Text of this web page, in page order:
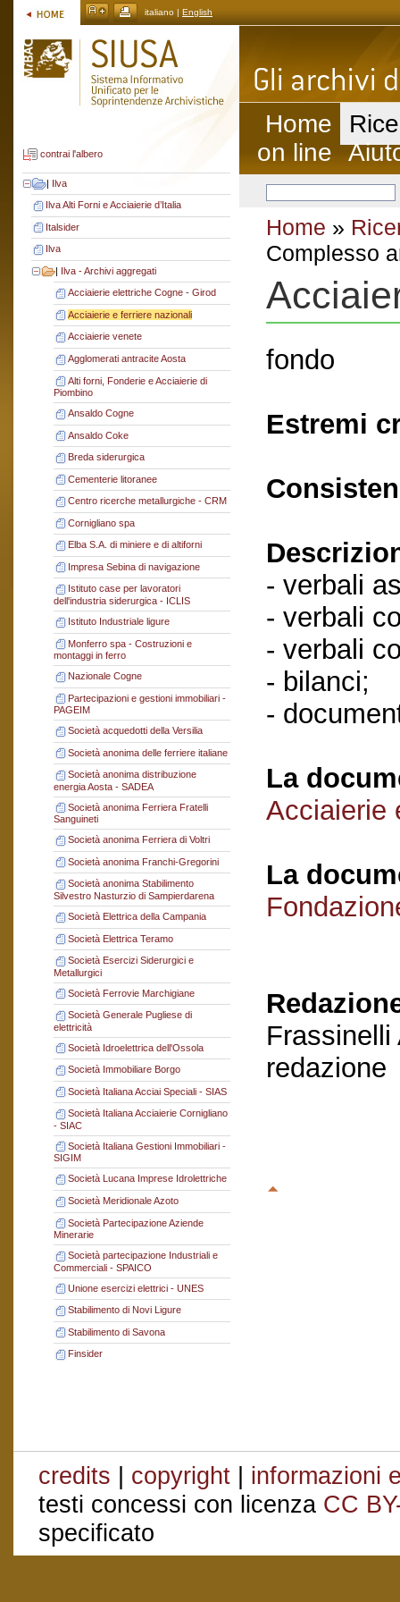
italiano | English
contrai l'albero
| Ilva
Ilva Alti Forni e Acciaierie d’Italia
Italsider
Ilva
| Ilva - Archivi aggregati
Acciaierie elettriche Cogne - Girod
Acciaierie e ferriere nazionali
Acciaierie venete
Agglomerati antracite Aosta
Alti forni, Fonderie e Acciaierie di
Piombino
Ansaldo Cogne
Ansaldo Coke
Breda siderurgica
Cementerie litoranee
Centro ricerche metallurgiche - CRM
Cornigliano spa
Elba S.A. di miniere e di altiforni
Impresa Sebina di navigazione
Istituto case per lavoratori
dell'industria siderurgica - ICLIS
Istituto Industriale ligure
Monferro spa - Costruzioni e
montaggi in ferro
Nazionale Cogne
Partecipazioni e gestioni immobiliari -
PAGEIM
Società acquedotti della Versilia
Società anonima delle ferriere italiane
Società anonima distribuzione
energia Aosta - SADEA
Società anonima Ferriera Fratelli
Sanguineti
Società anonima Ferriera di Voltri
Società anonima Franchi-Gregorini
Società anonima Stabilimento
Silvestro Nasturzio di Sampierdarena
Società Elettrica della Campania
Società Elettrica Teramo
Società Esercizi Siderurgici e
Metallurgici
Società Ferrovie Marchigiane
Società Generale Pugliese di
elettricità
Società Idroelettrica dell'Ossola
Società Immobiliare Borgo
Società Italiana Acciai Speciali - SIAS
Società Italiana Acciaierie Cornigliano
- SIAC
Società Italiana Gestioni Immobiliari -
SIGIM
Società Lucana Imprese Idrolettriche
Società Meridionale Azoto
Società Partecipazione Aziende
Minerarie
Società partecipazione Industriali e
Commerciali - SPAICO
Unione esercizi elettrici - UNES
Stabilimento di Novi Ligure
Stabilimento di Savona
Finsider
Home
on line
Home »
Complesso
fondo
Estremi
- verbali
- verbali
- verbali
- bilanci;
-
La
Acciaierie
La
Frassinelli
redazione
credits | copyright | informazioni
testi concessi con licenza CC
specificato